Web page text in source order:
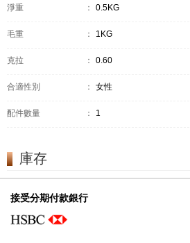
淨重 ： 0.5KG
毛重 ： 1KG
克拉 ： 0.60
合適性別 ： 女性
配件數量 ： 1
庫存
接受分期付款銀行